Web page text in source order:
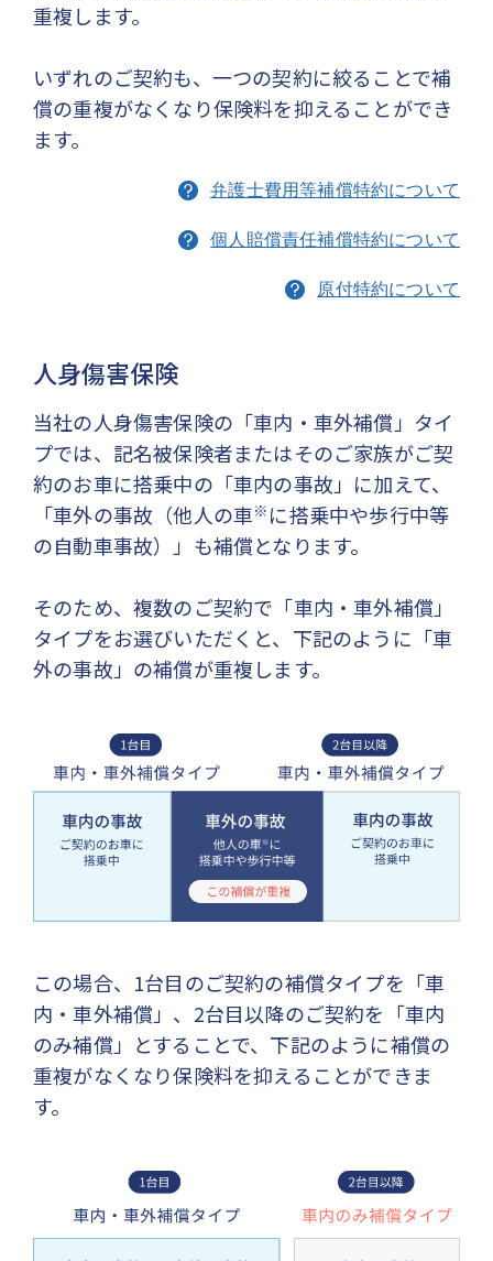
重複します。
いずれのご契約も、一つの契約に絞ることで補
償の重複がなくなり保険料を抑えることができ
ます。
弁護士費用等補償特約について
個人賠償責任補償特約について
原付特約について
人身傷害保険
当社の人身傷害保険の「車内・車外補償」タイ
プでは、記名被保険者またはそのご家族がご契
約のお車に搭乗中の「車内の事故」に加えて、
「車外の事故（他人の車※ に搭乗中や歩行中等
の自動車事故）」も補償となります。
そのため、複数のご契約で「車内・車外補償」
タイプをお選びいただくと、下記のように「車
外の事故」の補償が重複します。
この場合、1台目のご契約の補償タイプを「車
内・車外補償」、2台目以降のご契約を「車内
のみ補償」とすることで、下記のように補償の
重複がなくなり保険料を抑えることができま
す。